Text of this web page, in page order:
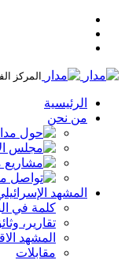
المركز
الرئيسية
من نحن
المشهد
كلمة في
تقارير،
المشهد
مقابلات